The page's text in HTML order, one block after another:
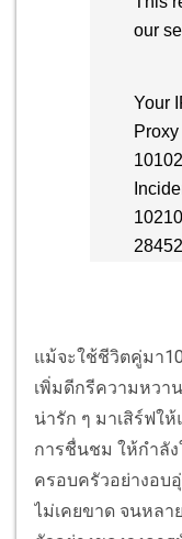
แม้จะใช้ชีวิตคู่มา
เพิ่มดีกรีความหวา
น่ารัก ๆ มาเสิร์ฟใ
การชื่นชม ให้กำลั
ครอบครัวอย่างอบ
ไม่เคยขาด จนหล